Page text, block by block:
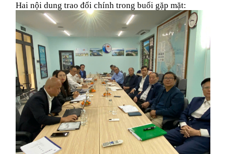
Hai nội dung trao đổi chính trong buổi gặp mặt: